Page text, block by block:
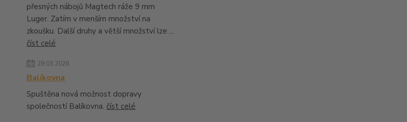
přesných nábojů Magtech ráže 9 mm
Luger. Zatím v menším množství na
zkoušku. Další druhy a větší množství lze ...
číst celé
29.03.2026
Balíkovna
Spuštěna nová možnost dopravy
společností Balíkovna. číst celé